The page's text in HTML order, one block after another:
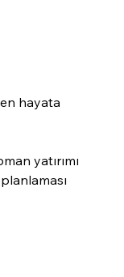
hayata
yatırımı